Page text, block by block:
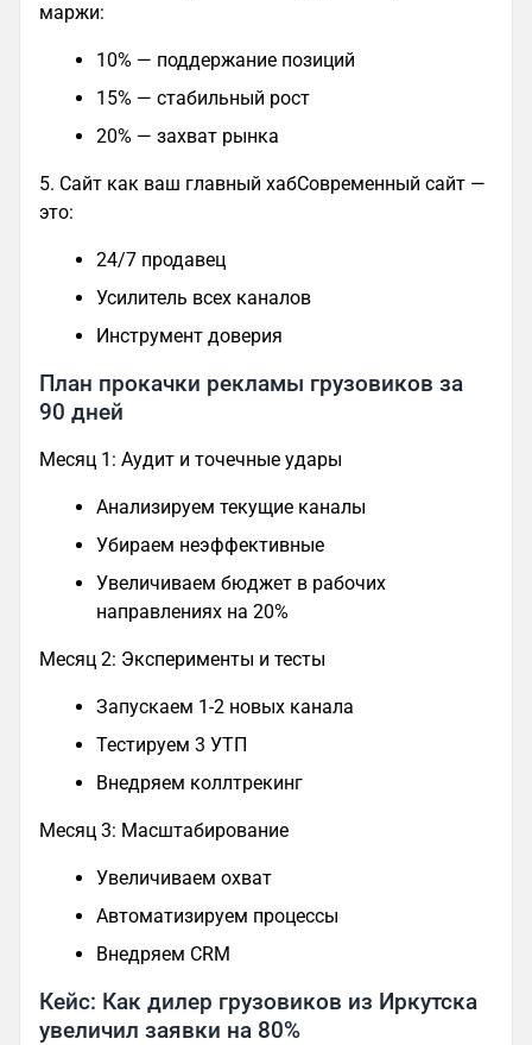
маржи:
10% — поддержание позиций
15% — стабильный рост
20% — захват рынка
5. Сайт как ваш главный хабСовременный сайт —
это:
24/7 продавец
Усилитель всех каналов
Инструмент доверия
План прокачки рекламы грузовиков за
90 дней
Месяц 1: Аудит и точечные удары
Анализируем текущие каналы
Убираем неэффективные
Увеличиваем бюджет в рабочих
направлениях на 20%
Месяц 2: Эксперименты и тесты
Запускаем 1-2 новых канала
Тестируем 3 УТП
Внедряем коллтрекинг
Месяц 3: Масштабирование
Увеличиваем охват
Автоматизируем процессы
Внедряем CRM
Кейс: Как дилер грузовиков из Иркутска
увеличил заявки на 80%